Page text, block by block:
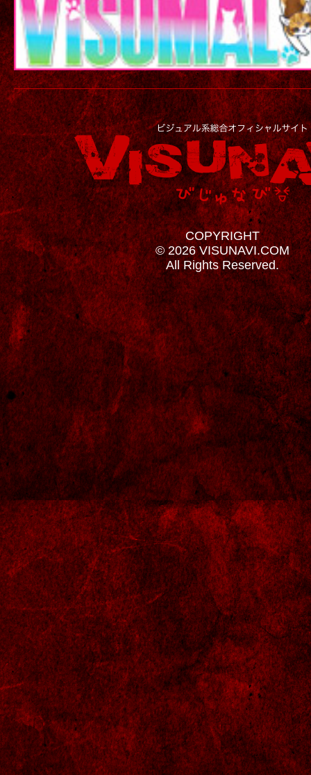
COPYRIGHT
© 2026 VISUNAVI.COM
All Rights Reserved.